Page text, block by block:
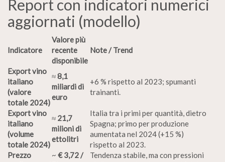
Report con indicatori numerici
aggiornati (modello)
Indicatore
Valore più
recente
disponibile
Note / Trend
Export vino
italiano
(valore
totale 2024)
≈8,1
miliardi di
euro
+6 % rispetto al 2023; spumanti
trainanti.
Export vino
italiano
(volume
totale 2024)
≈ 21,7
milioni di
ettolitri
Italia tra i primi per quantità, dietro
Spagna; primo per produzione
aumentata nel 2024 (+15 %)
rispetto al 2023.
Prezzo
~ € 3,72 /
Tendenza stabile, ma con pressioni